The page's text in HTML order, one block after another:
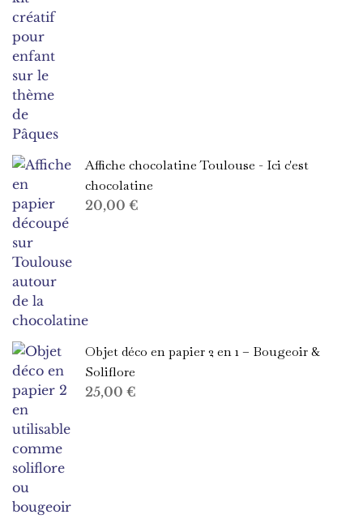
Affiche chocolatine Toulouse - Ici c'est
chocolatine
20,00 €
Objet déco en papier 2 en 1 – Bougeoir &
Soliflore
25,00 €